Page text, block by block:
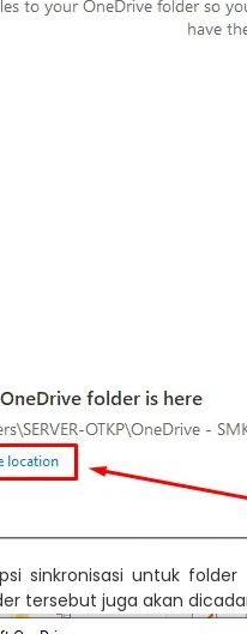
sinkronisasi untuk
tersebut juga akan